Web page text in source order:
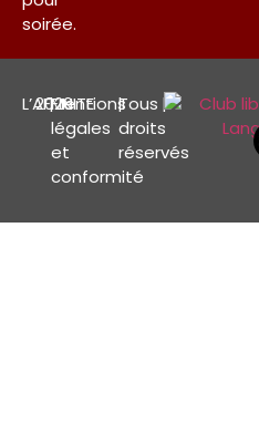
soirée.
L’AFFINITE
2026
|Mentions
légales
et
conformité
|Tous
droits
réservés
|